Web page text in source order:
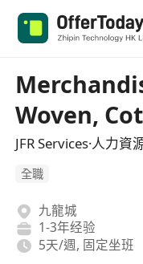
Woven,
JFR Services·人力資
全職
九龍城
1-3年经验
5天/週, 固定坐班